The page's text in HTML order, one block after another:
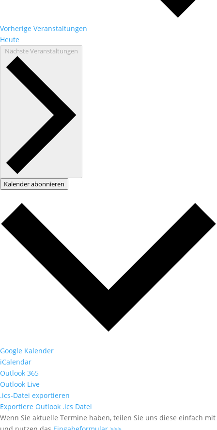
Vorherige Veranstaltungen
Heute
NächsteVeranstaltungen
Kalender abonnieren
Google Kalender
iCalendar
Outlook 365
Outlook Live
.ics-Datei exportieren
Exportiere Outlook .ics Datei
Wenn Sie aktuelle Termine haben, teilen Sie uns diese einfach mit